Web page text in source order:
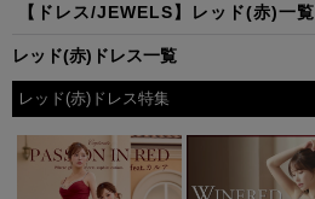
【ドレス/JEWELS】レッド(赤)一覧
レッド(赤)ドレス一覧
レッド(赤)ドレス特集